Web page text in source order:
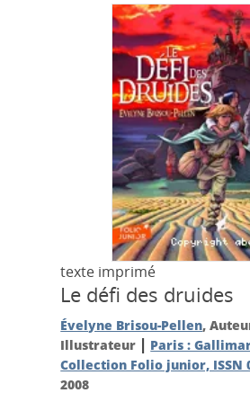
texte imprimé
Le défi des druides
Évelyne Brisou-Pellen,
Illustrateur | Paris :
Collection Folio junior, ISSN
2008